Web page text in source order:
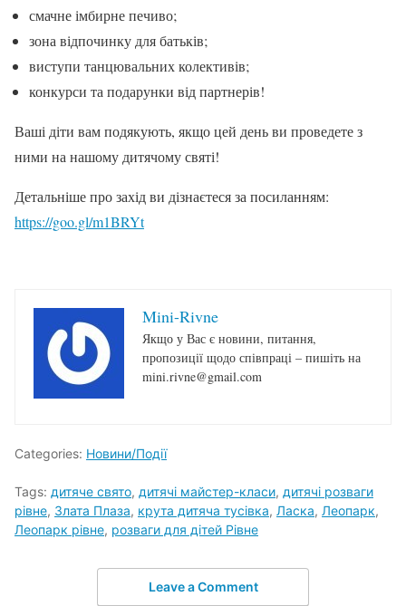
смачне імбирне печиво;
зона відпочинку для батьків;
виступи танцювальних колективів;
конкурси та подарунки від партнерів!
Ваші діти вам подякують, якщо цей день ви проведете з
ними на нашому дитячому святі!
Детальніше про захід ви дізнаєтеся за посиланням:
https://goo.gl/m1BRYt
Mini-Rivne
Якщо у Вас є новини, питання,
пропозиції щодо співпраці – пишіть на
mini.rivne@gmail.com
Categories: Новини/Події
Tags: дитяче свято, дитячі майстер-класи, дитячі розваги
рівне, Злата Плаза, крута дитяча тусівка, Ласка, Леопарк,
Леопарк рівне, розваги для дітей Рівне
Leave a Comment